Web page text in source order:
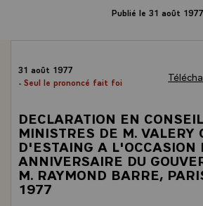
Publié le 31 août 1977
31 août 1977
- Seul le prononcé fait foi
DECLARATION EN
MINISTRES DE M. VALERY
D'ESTAING A L'OCCASION
ANNIVERSAIRE DU
M. RAYMOND BARRE,
1977